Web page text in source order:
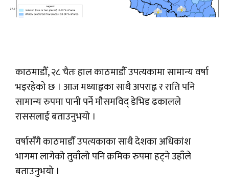
काठमाडौँ, २८ चैतः हाल काठमाडौँ उपत्यकामा सामान्य वर्षा
भइरहेको छ । आज मध्याह्नका साथै अपराह्न र राति पनि
सामान्य रुपमा पानी पर्ने मौसमविद् डेभिड ढकालले
राससलाई बताउनुभयो ।
वर्षासँगै काठमाडौँ उपत्यकाका साथै देशका अधिकांश
भागमा लागेको तुवाँलो पनि क्रमिक रुपमा हट्ने उहाँले
बताउनुभयो ।